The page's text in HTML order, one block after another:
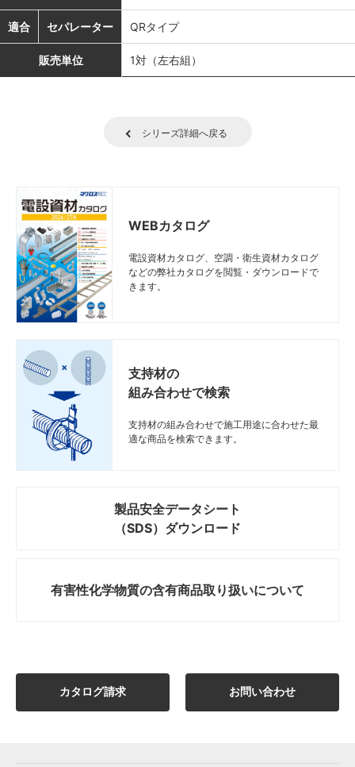
適合 セパレーター QRタイプ
販売単位 1対（左右組）
シリーズ詳細へ戻る
WEBカタログ
電設資材カタログ、空調・衛生資材カタログ
などの弊社カタログを閲覧・ダウンロードで
きます。
支持材の
組み合わせで検索
支持材の組み合わせで施工用途に合わせた最
適な商品を検索できます。
製品安全データシート
（SDS）ダウンロード
有害性化学物質の含有商品取り扱いについて
カタログ請求 お問い合わせ